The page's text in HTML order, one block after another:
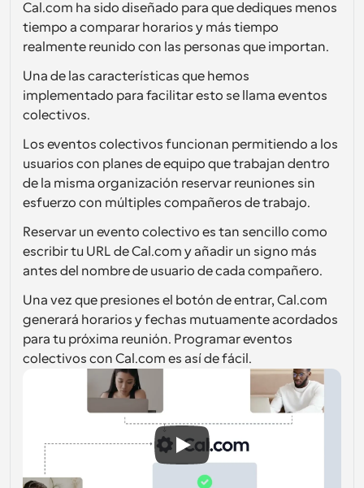
Programación potenciadda con llamadas
Flujos de trabajo
Automatiza la programación y los recordatorios
Blog
Mantente al día con las últimas noticias y
actualizaciones
Reuniones Instantáneas
Reúnete con clientes en minutos
Enlaces de Grupo Dinámico
Webhooks
Recibe notificaciones cuando ocurra algo
Cal.com ha sido diseñado para que dediques menos
tiempo a comparar horarios y más tiempo
realmente reunido con las personas que importan.
Una de las características que hemos
implementado para facilitar esto se llama eventos
colectivos.
Los eventos colectivos funcionan permitiendo a los
usuarios con planes de equipo que trabajan dentro
de la misma organización reservar reuniones sin
esfuerzo con múltiples compañeros de trabajo.
Reservar un evento colectivo es tan sencillo como
escribir tu URL de Cal.com y añadir un signo más
antes del nombre de usuario de cada compañero.
Una vez que presiones el botón de entrar, Cal.com
generará horarios y fechas mutuamente acordados
para tu próxima reunión. Programar eventos
colectivos con Cal.com es así de fácil.